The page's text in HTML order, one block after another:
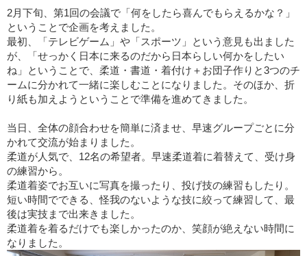
2月下旬、第1回の会議で「何をしたら喜んでもらえるかな？」
ということで企画を考えました。
最初、「テレビゲーム」や「スポーツ」という意見も出ました
が、「せっかく日本に来るのだから日本らしい何かをしたい
ね」ということで、柔道・書道・着付け＋お団子作りと3つのチ
ームに分かれて一緒に楽しむことになりました。そのほか、折
り紙も加えようということで準備を進めてきました。
当日、全体の顔合わせを簡単に済ませ、早速グループごとに分
かれて交流が始まりました。
柔道が人気で、12名の希望者。早速柔道着に着替えて、受け身
の練習から。
柔道着姿でお互いに写真を撮ったり、投げ技の練習もしたり。
短い時間でできる、怪我のないような技に絞って練習して、最
後は実技まで出来きました。
柔道着を着るだけでも楽しかったのか、笑顔が絶えない時間に
なりました。